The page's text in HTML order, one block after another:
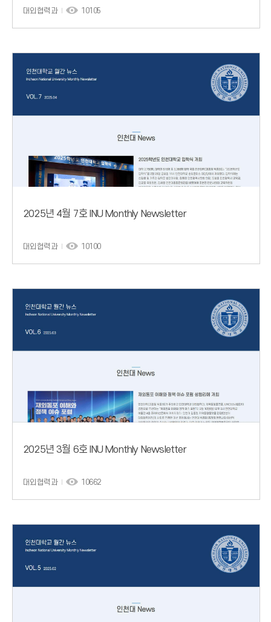
대외협력과 10105
2025년 4월 7호 INU Monthly Newsletter
대외협력과 10100
2025년 3월 6호 INU Monthly Newsletter
대외협력과 10662